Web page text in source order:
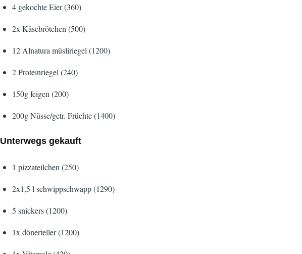
4 gekochte Eier (360)
2x Käsebrötchen (500)
12 Alnatura müsliriegel (1200)
2 Proteinriegel (240)
150g feigen (200)
200g Nüsse/getr. Früchte (1400)
Unterwegs gekauft
1 pizzateilchen (250)
2x1,5 l schwippschwapp (1290)
5 snickers (1200)
1x dönerteller (1200)